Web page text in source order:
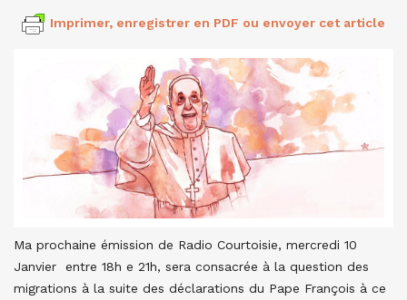
Imprimer, enregistrer en PDF ou envoyer cet article
Ma prochaine émission de Radio Courtoisie, mercredi 10
Janvier entre 18h e 21h, sera consacrée à la question des
migrations à la suite des déclarations du Pape François à ce